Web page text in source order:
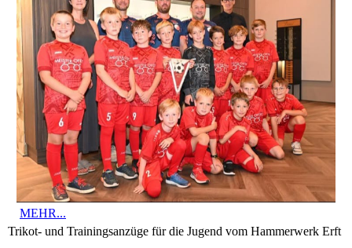
MEHR...
Trikot- und Trainingsanzüge für die Jugend vom Hammerwerk Erft